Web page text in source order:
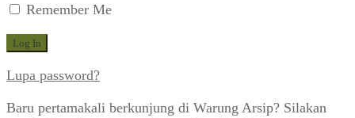
Remember Me
Lupa password?
Baru pertamakali berkunjung di Warung Arsip? Silakan